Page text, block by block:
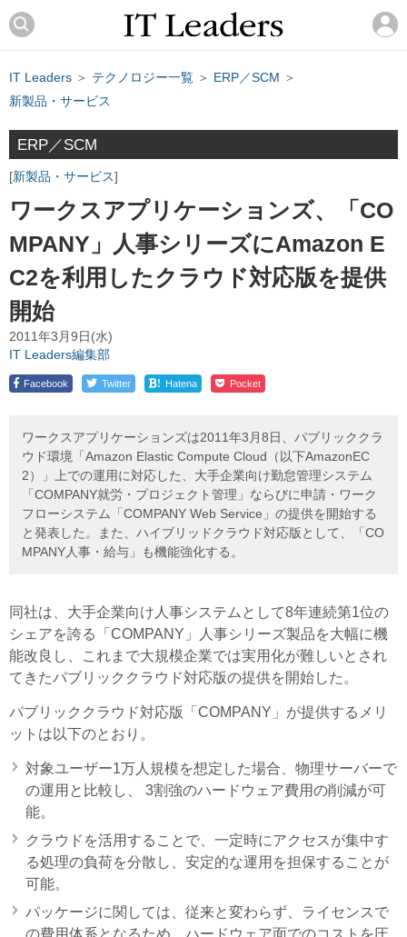
IT Leaders ＞ テクノロジー一覧 ＞ ERP／SCM ＞
新製品・サービス
ERP／SCM
新製品・サービス
ワークスアプリケーションズ、「CO
MPANY」人事シリーズにAmazon E
C2を利用したクラウド対応版を提供
開始
2011年3月9日(水)
IT Leaders編集部
Facebook Twitter ! Hatena Pocket
ワークスアプリケーションズは2011年3月8日、パブリッククラ
ウド環境「Amazon Elastic Compute Cloud（以下AmazonEC
2）」上での運用に対応した、大手企業向け勤怠管理システム
「COMPANY就労・プロジェクト管理」ならびに申請・ワーク
フローシステム「COMPANY Web Service」の提供を開始する
と発表した。また、ハイブリッドクラウド対応版として、「CO
MPANY人事・給与」も機能強化する。
同社は、大手企業向け人事システムとして8年連続第1位の
シェアを誇る「COMPANY」人事シリーズ製品を大幅に機
能改良し、これまで大規模企業では実用化が難しいとされ
てきたパブリッククラウド対応版の提供を開始した。
パブリッククラウド対応版「COMPANY」が提供するメリ
ットは以下のとおり。
対象ユーザー1万人規模を想定した場合、物理サーバーで
の運用と比較し、 3割強のハードウェア費用の削減が可
能。
クラウドを活用することで、一定時にアクセスが集中す
る処理の負荷を分散し、安定的な運用を担保することが
可能。
パッケージに関しては、従来と変わらず、ライセンスで